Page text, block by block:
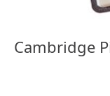
Cambridge